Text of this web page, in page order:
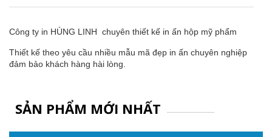
Công ty in HÙNG LINH chuyên thiết kế in ấn hộp mỹ phẩm
Thiết kế theo yêu cầu nhiều mẫu mã đẹp in ấn chuyên nghiệp
đảm bảo khách hàng hài lòng.
SẢN PHẨM MỚI NHẤT